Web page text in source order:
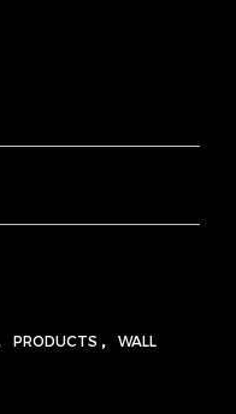
PRODUCTS , WALL